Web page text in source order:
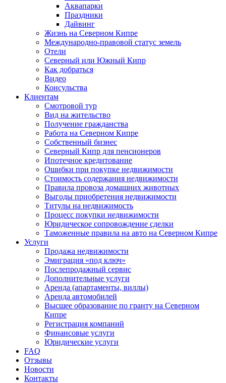
Аквапарки
Праздники
Дайвинг
Жизнь на Северном Кипре
Международно-правовой статус земель
Отели
Северный или Южный Кипр
Как добраться
Видео
Консульства
Клиентам
Смотровой тур
Вид на жительство
Получение гражданства
Работа на Северном Кипре
Собственный бизнес
Северный Кипр для пенсионеров
Ипотечное кредитование
Ошибки при покупке недвижимости
Стоимость содержания недвижимости
Правила провоза домашних животных
Выгоды приобретения недвижимости
Титулы на недвижимость
Процесс покупки недвижимости
Юридическое сопровождение сделки
Таможенные правила на авто на Северном Кипре
Услуги
Продажа недвижимости
Эмиграция «под ключ»
Послепродажный сервис
Дополнительные услуги
Аренда (апартаменты, виллы)
Аренда автомобилей
Высшее образование по гранту на Северном
Кипре
Регистрация компаний
Финансовые услуги
Юридические услуги
FAQ
Отзывы
Новости
Контакты